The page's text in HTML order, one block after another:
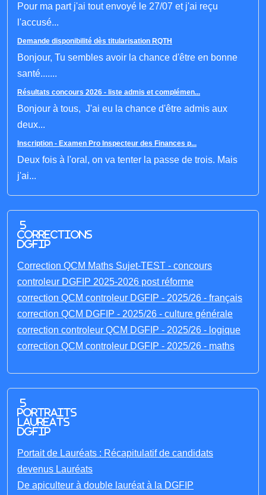
Pour ma part j'ai tout envoyé le 27/07 et j'ai reçu
l'accusé...
Demande disponibilité dès titularisation RQTH
Bonjour, Tu sembles avoir la chance d'être en bonne
santé.......
Résultats concours 2026 - liste admis et complémen...
Bonjour à tous, J'ai eu la chance d'être admis aux
deux...
Inscription - Examen Pro Inspecteur des Finances p...
Deux fois à l'oral, on va tenter la passe de trois. Mais
j'ai...
5
corrections
DGFIP
Correction QCM Maths Sujet-TEST - concours
controleur DGFIP 2025-2026 post réforme
correction QCM controleur DGFIP - 2025/26 - français
correction QCM DGFIP - 2025/26 - culture générale
correction controleur QCM DGFIP - 2025/26 - logique
correction QCM controleur DGFIP - 2025/26 - maths
5
portraits
laureats
DGFIP
Portait de Lauréats : Récapitulatif de candidats
devenus Lauréats
De apiculteur à double lauréat à la DGFIP